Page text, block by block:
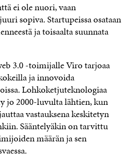
ei ole nuori, vaan
sopiva. Startupeissa osataan
ja toisaalta suunnata
3.0 -toimijalle Viro tarjoaa
ja innovoida
Lohkoketjuteknologiaa
jo 2000-luvulta lähtien, kun
vastauksena keskitetyn
Sääntelyäkin on tarvittu
määrän ja sen